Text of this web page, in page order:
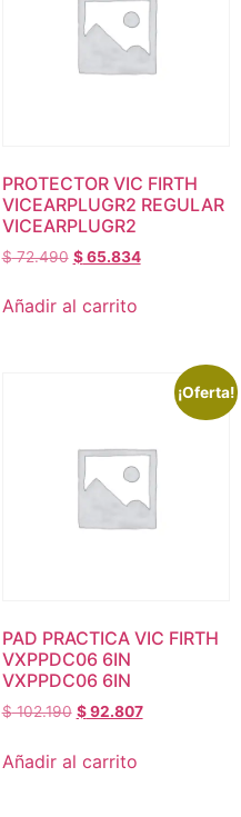
PROTECTOR VIC FIRTH
VICEARPLUGR2 REGULAR
VICEARPLUGR2
$72.490 $65.834
Añadir al carrito
¡Oferta!
PAD PRACTICA VIC FIRTH
VXPPDC06 6IN
VXPPDC06 6IN
$102.190 $92.807
Añadir al carrito